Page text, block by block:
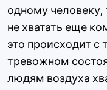
одному человеку,
не хватать еще
это происходит с
тревожном
людям воздуха